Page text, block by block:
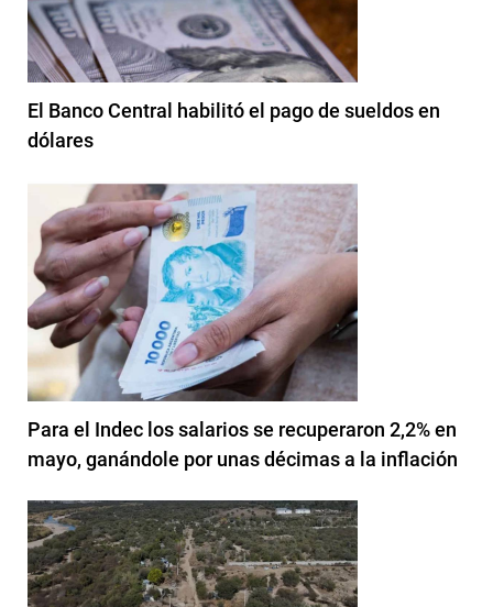
El Banco Central habilitó el pago de sueldos en
dólares
Para el Indec los salarios se recuperaron 2,2% en
mayo, ganándole por unas décimas a la inflación